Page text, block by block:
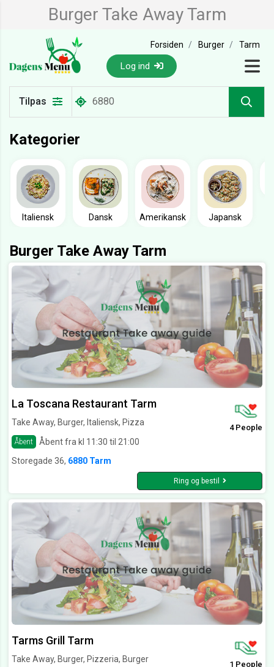
Burger Take Away Tarm
Forsiden Burger Tarm
Log ind
Tilpas
Kategorier
Italiensk Dansk Amerikansk Japansk
Burger Take Away Tarm
La Toscana Restaurant Tarm
Take Away, Burger, Italiensk, Pizza
Åbent Åbent fra kl 11:30 til 21:00
4 People
Storegade 36, 6880 Tarm
Ring og bestil
Tarms Grill Tarm
Take Away, Burger, Pizzeria, Burger
1 People